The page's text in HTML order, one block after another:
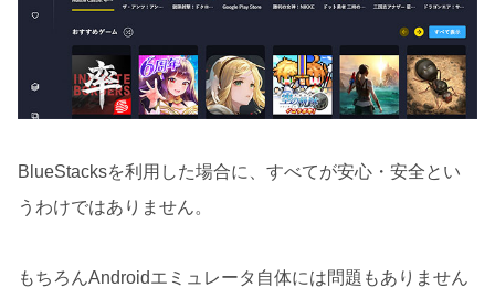
BlueStacksを利用した場合に、すべてが安心・安全とい
うわけではありません。
もちろんAndroidエミュレータ自体には問題もありません